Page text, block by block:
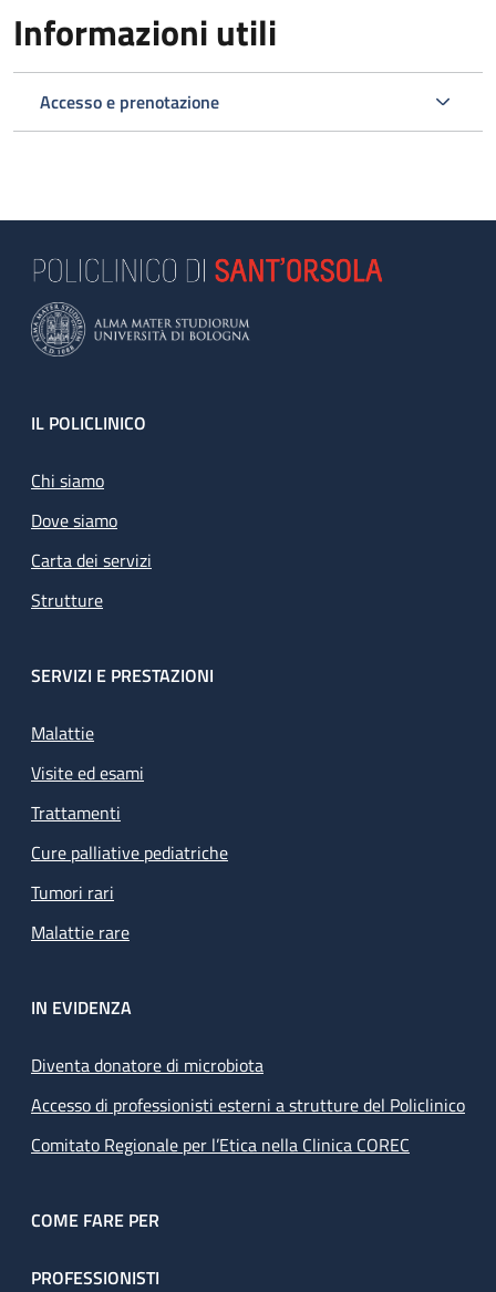
Informazioni utili
Accesso e prenotazione
Footer
IL POLICLINICO
Chi siamo
Dove siamo
Carta dei servizi
Strutture
SERVIZI E PRESTAZIONI
Malattie
Visite ed esami
Trattamenti
Cure palliative pediatriche
Tumori rari
Malattie rare
IN EVIDENZA
Diventa donatore di microbiota
Accesso di professionisti esterni a strutture del Policlinico
Comitato Regionale per l’Etica nella Clinica COREC
COME FARE PER
PROFESSIONISTI